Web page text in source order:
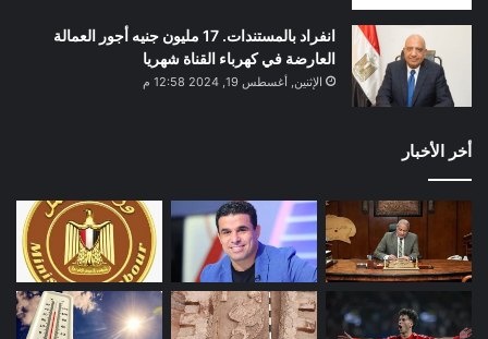
انفراد بالمستندات. 17 مليون جنيه أجور العمالة
العارضة في كهرباء القناة شهريا
الإثنين, أغسطس 19, 2024 12:58 م
أخر الأخبار